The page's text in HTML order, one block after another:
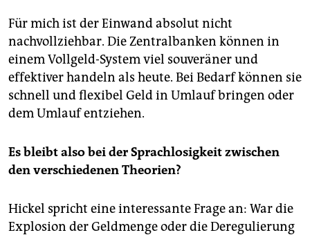
Für mich ist der Einwand absolut nicht
nachvollziehbar. Die Zentralbanken können in
einem Vollgeld-System viel souveräner und
effektiver handeln als heute. Bei Bedarf können sie
schnell und flexibel Geld in Umlauf bringen oder
dem Umlauf entziehen.
Es bleibt also bei der Sprachlosigkeit zwischen
den verschiedenen Theorien?
Hickel spricht eine interessante Frage an: War die
Explosion der Geldmenge oder die Deregulierung